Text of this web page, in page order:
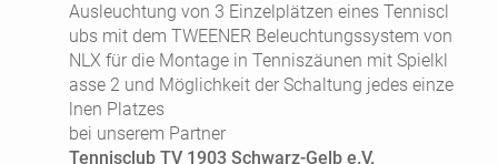
Ausleuchtung von 3 Einzelplätzen eines Tenniscl
ubs mit dem TWEENER Beleuchtungssystem von
NLX für die Montage in Tenniszäunen mit Spielkl
asse 2 und Möglichkeit der Schaltung jedes einze
lnen Platzes
bei unserem Partner
Tennisclub TV 1903 Schwarz-Gelb e.V.